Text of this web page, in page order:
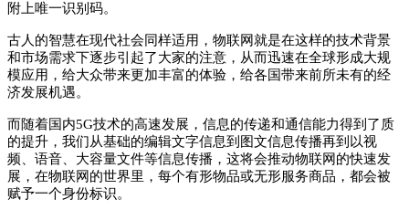
附上唯一识别码。
古人的智慧在现代社会同样适用，物联网就是在这样的技术背景
和市场需求下逐步引起了大家的注意， 从而迅速在全球形成大规
模应用，给大众带来更加丰富的体验，给各国带来前所未有的经
济发展机遇。
而随着国内5G技术的高速发展，信息的传递和通信能力得到了质
的提升，我们从基础的编辑文字信息到图文信息传播再到以视
频、语音、大容量文件等信息传播，这将会推动物联网的快速发
展， 在物联网的世界里，每个有形物品或无形服务商品，都会被
赋予一个身份标识。